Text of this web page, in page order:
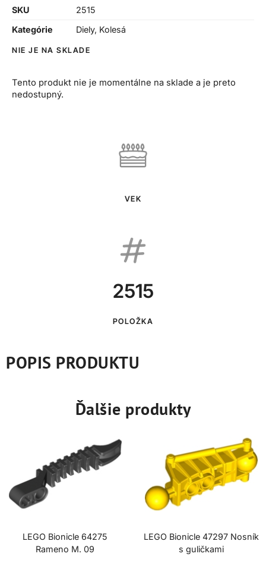
SKU
2515
Kategórie
Diely, Kolesá
NIE JE NA SKLADE
Tento produkt nie je momentálne na sklade a je preto
nedostupný.
VEK
2515
POLOŽKA
POPIS PRODUKTU
Ďalšie produkty
LEGO Bionicle 64275
Rameno M. 09
LEGO Bionicle 47297 Nosník
s guličkami